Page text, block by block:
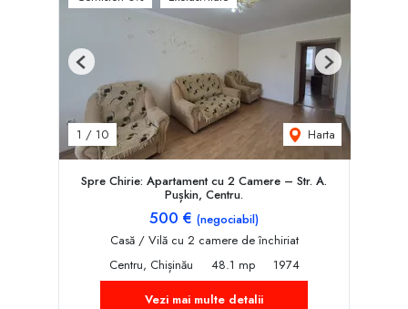
1 / 10 Harta
Previous Next
Spre Chirie: Apartament cu 2 Camere – Str. A.
Pușkin, Centru.
500 € (negociabil)
Casă / Vilă cu 2 camere de închiriat
Centru, Chișinău
48.1 mp
1974
Vezi mai multe detalii